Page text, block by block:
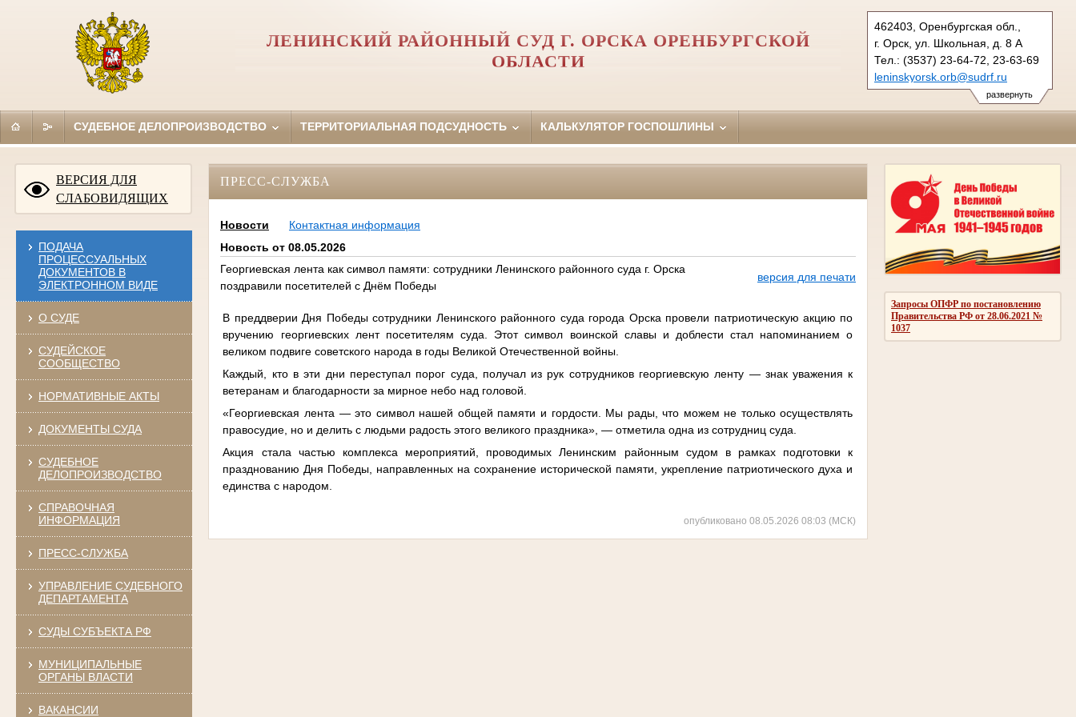
развернуть
462403, Оренбургская обл.,
г. Орск, ул. Школьная, д. 8 А
Тел.: (3537) 23-64-72, 23-63-69
leninskyorsk.orb@sudrf.ru
ЛЕНИНСКИЙ РАЙОННЫЙ СУД Г. ОРСКА ОРЕНБУРГСКОЙ
ОБЛАСТИ
СУДЕБНОЕ ДЕЛОПРОИЗВОДСТВО ТЕРРИТОРИАЛЬНАЯ ПОДСУДНОСТЬ КАЛЬКУЛЯТОР ГОСПОШЛИНЫ
ВЕРСИЯ ДЛЯ
СЛАБОВИДЯЩИХ
ПОДАЧА
ПРОЦЕССУАЛЬНЫХ
ДОКУМЕНТОВ В
ЭЛЕКТРОННОМ ВИДЕ
О СУДЕ
СУДЕЙСКОЕ
СООБЩЕСТВО
НОРМАТИВНЫЕ АКТЫ
ДОКУМЕНТЫ СУДА
СУДЕБНОЕ
ДЕЛОПРОИЗВОДСТВО
СПРАВОЧНАЯ
ИНФОРМАЦИЯ
ПРЕСС-СЛУЖБА
УПРАВЛЕНИЕ СУДЕБНОГО
ДЕПАРТАМЕНТА
СУДЫ СУБЪЕКТА РФ
МУНИЦИПАЛЬНЫЕ
ОРГАНЫ ВЛАСТИ
ВАКАНСИИ
Запросы ОПФР по постановлению
Правительства РФ от 28.06.2021 №
1037
ПРЕСС-СЛУЖБА
Новости
Контактная информация
Новость от 08.05.2026
Георгиевская лента как символ памяти: сотрудники Ленинского районного суда г. Орска
поздравили посетителей с Днём Победы
версия для печати
В преддверии Дня Победы сотрудники Ленинского районного суда города Орска провели патриотическую акцию по
вручению георгиевских лент посетителям суда. Этот символ воинской славы и доблести стал напоминанием о
великом подвиге советского народа в годы Великой Отечественной войны.
Каждый, кто в эти дни переступал порог суда, получал из рук сотрудников георгиевскую ленту — знак уважения к
ветеранам и благодарности за мирное небо над головой.
«Георгиевская лента — это символ нашей общей памяти и гордости. Мы рады, что можем не только осуществлять
правосудие, но и делить с людьми радость этого великого праздника», — отметила одна из сотрудниц суда.
Акция стала частью комплекса мероприятий, проводимых Ленинским районным судом в рамках подготовки к
празднованию Дня Победы, направленных на сохранение исторической памяти, укрепление патриотического духа и
единства с народом.
опубликовано 08.05.2026 08:03 (МСК)